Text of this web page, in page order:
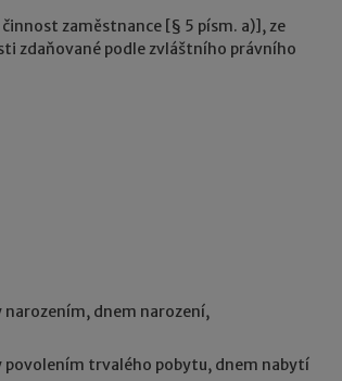
zaměstnance [§ 5 písm. a)], ze
zdaňované podle zvláštního právního
narozením, dnem narození,
povolením trvalého pobytu, dnem nabytí